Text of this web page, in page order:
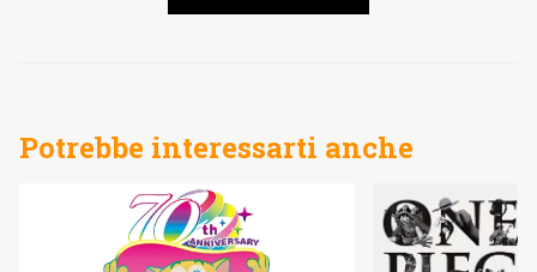
Potrebbe interessarti anche